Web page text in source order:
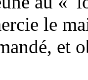
le
et